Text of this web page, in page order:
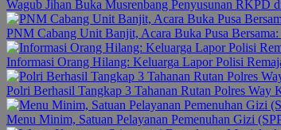
Wagub Jihan Buka Musrenbang Penyusunan RKPD
PNM Cabang Unit Banjit, Acara Buka Pusa
Informasi Orang Hilang: Keluarga Lapor Polisi
Polri Berhasil Tangkap 3 Tahanan Rutan Polres Way
Menu Minim, Satuan Pelayanan Pemenuhan Gizi